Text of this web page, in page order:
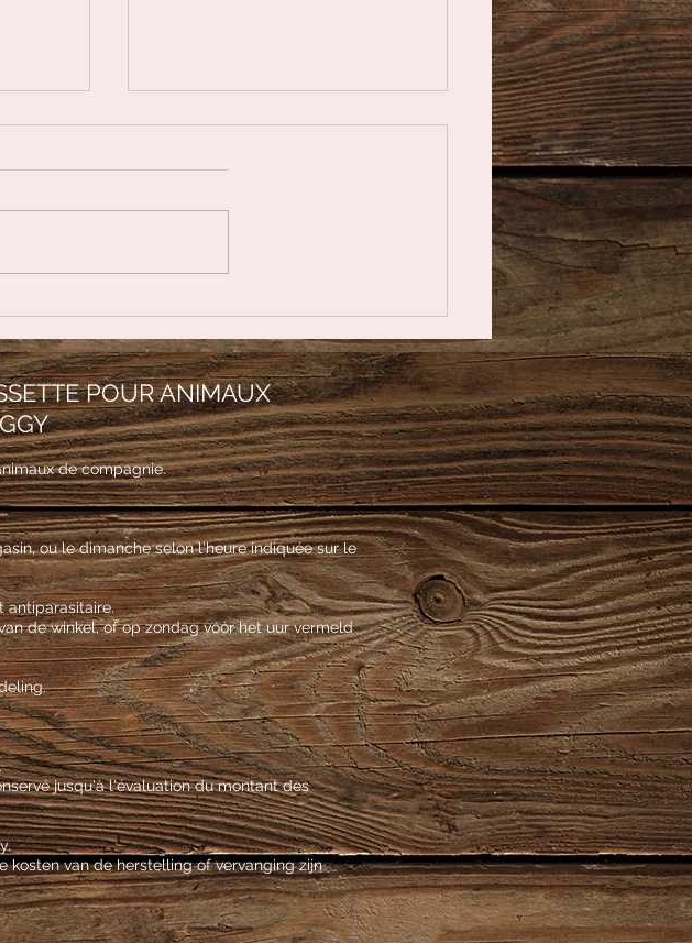
POUR ANIMAUX
de compagnie.
ou le dimanche selon l'heure indiquée sur le
antiparasitaire.
de winkel, of op zondag vóór het uur vermeld
jusqu'à l'évaluation du montant des
van de herstelling of vervanging zijn